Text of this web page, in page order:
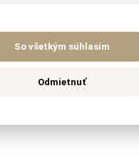
So všetkým súhlasím
Odmietnuť